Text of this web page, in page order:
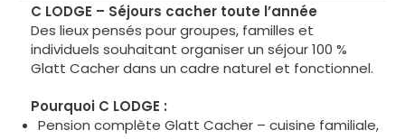
C LODGE – Séjours cacher toute l’année
Des lieux pensés pour groupes, familles et
individuels souhaitant organiser un séjour 100 %
Glatt Cacher dans un cadre naturel et fonctionnel.
Pourquoi C LODGE :
​Pension complète Glatt Cacher – cuisine familiale,